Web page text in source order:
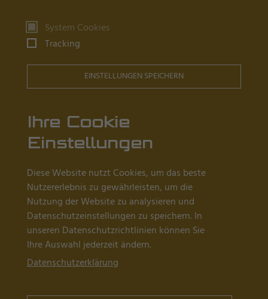
Uhrmachertische
Goldschmiedetische
Fassertische
Reinraum Arbeitsplätze
Wissenswertes
Händler in Ihrer Nähe
Aktuelles
Über Uns
Referenzen
04
System Cookies
Tracking
EINSTELLUNGEN SPEICHERN
Ihre Cookie
Einstellungen
Diese Website nutzt Cookies, um das beste
Nutzererlebnis zu gewährleisten, um die
Nutzung der Website zu analysieren und
Datenschutzeinstellungen zu speichern. In
unseren Datenschutzrichtlinien können Sie
Ihre Auswahl jederzeit ändern.
Datenschutzerklärung